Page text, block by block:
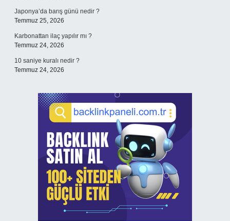
Japonya’da barış günü nedir ?
Temmuz 25, 2026
Karbonattan ilaç yapılır mı ?
Temmuz 24, 2026
10 saniye kuralı nedir ?
Temmuz 24, 2026